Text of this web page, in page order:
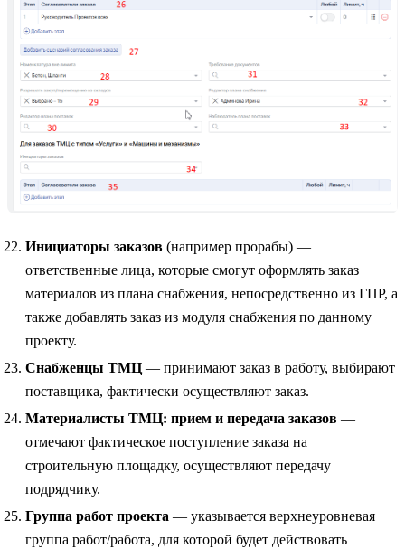
Инициаторы заказов (например прорабы) —
ответственные лица, которые смогут оформлять заказ
материалов из плана снабжения, непосредственно из ГПР, а
также добавлять заказ из модуля снабжения по данному
проекту.
Снабженцы ТМЦ — принимают заказ в работу, выбирают
поставщика, фактически осуществляют заказ.
Материалисты ТМЦ: прием и передача заказов —
отмечают фактическое поступление заказа на
строительную площадку, осуществляют передачу
подрядчику.
Группа работ проекта — указывается верхнеуровневая
группа работ/работа, для которой будет действовать